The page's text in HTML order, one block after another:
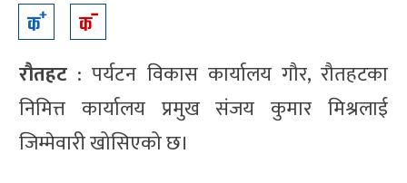
रौतहट : पर्यटन विकास कार्यालय गौर, रौतहटका
निमित्त कार्यालय प्रमुख संजय कुमार मिश्रलाई
जिम्मेवारी खोसिएको छ।